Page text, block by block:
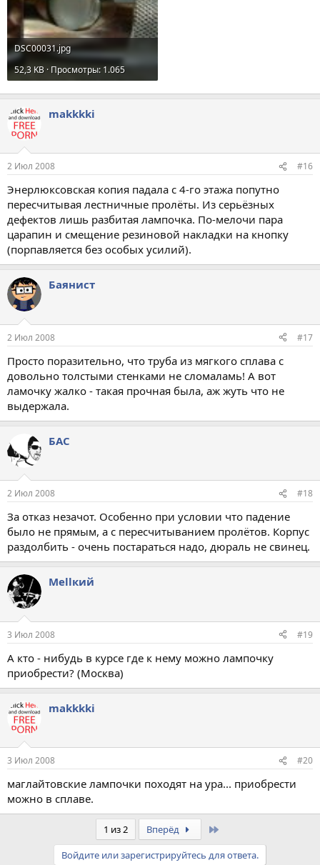
DSC00031.jpg
52,3 KB · Просмотры: 1.065
makkkki
2 Июл 2008 #16
Энерлюксовская копия падала с 4-го этажа попутно
пересчитывая лестничные пролёты. Из серьёзных
дефектов лишь разбитая лампочка. По-мелочи пара
царапин и смещение резиновой накладки на кнопку
(порпавляется без особых усилий).
Баянист
2 Июл 2008 #17
Просто поразительно, что труба из мягкого сплава с
довольно толстыми стенками не сломаламь! А вот
ламочку жалко - такая прочная была, аж жуть что не
выдержала.
БАС
2 Июл 2008 #18
За отказ незачот. Особенно при условии что падение
было не прямым, а с пересчитыванием пролётов. Корпус
раздолбить - очень постараться надо, дюраль не свинец.
Меllкий
3 Июл 2008 #19
А кто - нибудь в курсе где к нему можно лампочку
приобрести? (Москва)
makkkki
3 Июл 2008 #20
маглайтовские лампочки походят на ура... приобрести
можно в сплаве.
1 из 2 Вперёд
Войдите или зарегистрируйтесь для ответа.